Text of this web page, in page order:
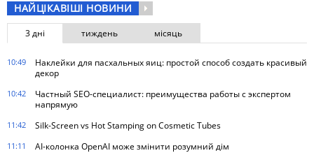
НАЙЦІКАВІШІ НОВИНИ
3 дні тиждень місяць
10:49
Наклейки для пасхальных яиц: простой способ создать красивый
декор
10:42
Частный SEO-специалист: преимущества работы с экспертом
напрямую
11:42 Silk-Screen vs Hot Stamping on Cosmetic Tubes
11:11 AI-колонка OpenAI може змінити розумний дім